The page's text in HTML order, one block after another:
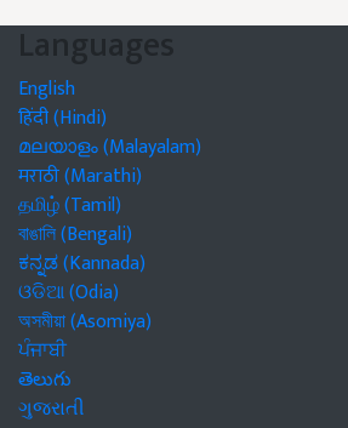
Languages
English
हिंदी (Hindi)
മലയാളം (Malayalam)
मराठी (Marathi)
தமிழ் (Tamil)
বাঙালি (Bengali)
ಕನ್ನಡ (Kannada)
ଓଡିଆ (Odia)
অসমীয়া (Asomiya)
ਪੰਜਾਬੀ
తెలుగు
ગુજરાતી